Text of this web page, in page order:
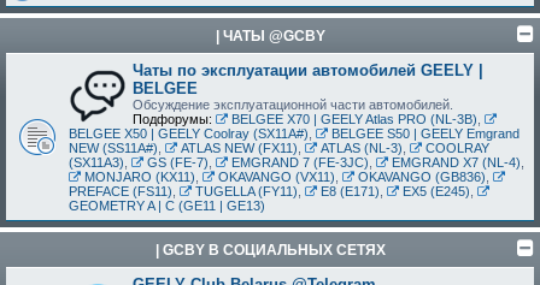
| ЧАТЫ @GCBY
Чаты по эксплуатации автомобилей GEELY |
BELGEE
Обсуждение эксплуатационной части автомобилей.
Подфорумы:
BELGEE X70 | GEELY Atlas PRO (NL-3B)
BELGEE X50 | GEELY Coolray (SX11A#)
BELGEE S50 | GEELY Emgrand
NEW (SS11A#)
ATLAS NEW (FX11) ATLAS (NL-3)
COOLRAY
(SX11A3)
GS (FE-7) EMGRAND 7 (FE-3JC) EMGRAND X7 (NL-4)
MONJARO (KX11)
OKAVANGO (VX11) OKAVANGO (GB836)
PREFACE (FS11)
TUGELLA (FY11) E8 (E171) EX5 (E245)
GEOMETRY A | C (GE11 | GE13)
| GCBY В СОЦИАЛЬНЫХ СЕТЯХ